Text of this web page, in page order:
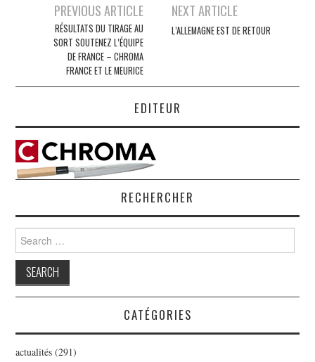
navigation
PREVIOUS ARTICLE
RÉSULTATS DU TIRAGE AU
SORT SOUTENEZ L’ÉQUIPE
DE FRANCE – CHROMA
FRANCE ET LE MEURICE
NEXT ARTICLE
L’ALLEMAGNE EST DE RETOUR
EDITEUR
RECHERCHER
Search
for:
CATÉGORIES
actualités (291)